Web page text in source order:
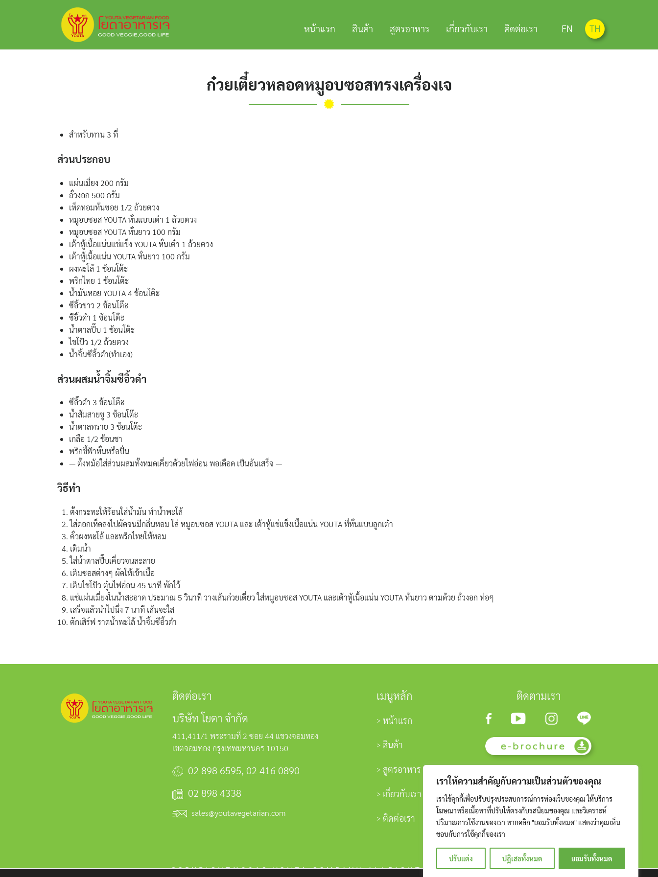
เราให้ความสำคัญกับความเป็นส่วนตัวของคุณ
เราใช้คุกกี้เพื่อปรับปรุงประสบการณ์การท่องเว็บของคุณ ให้บริการ
โฆษณาหรือเนื้อหาที่ปรับให้ตรงกับรสนิยมของคุณ และวิเคราะห์
ปริมาณการใช้งานของเรา หากคลิก "ยอมรับทั้งหมด" แสดงว่าคุณเห็น
ชอบกับการใช้คุกกี้ของเรา
ปรับแต่ง ปฏิเสธทั้งหมด ยอมรับทั้งหมด
หน้าแรก สินค้า สูตรอาหาร เกี่ยวกับเรา ติดต่อเรา EN TH
ก๋วยเตี๋ยวหลอดหมูอบซอสทรงเครื่องเจ
สำหรับทาน 3 ที่
ส่วนประกอบ
แผ่นเมี่ยง 200 กรัม
ถั่วงอก 500 กรัม
เห็ดหอมหั่นซอย 1/2 ถ้วยตวง
หมูอบซอส YOUTA หั่นแบบเต๋า 1 ถ้วยตวง
หมูอบซอส YOUTA หั่นยาว 100 กรัม
เต้าหู้เนื้อแน่นแช่แข็ง YOUTA หั่นเต๋า 1 ถ้วยตวง
เต้าหู้เนื้อแน่น YOUTA หั่นยาว 100 กรัม
ผงพะโล้ 1 ช้อนโต๊ะ
พริกไทย 1 ช้อนโต๊ะ
น้ำมันหอย YOUTA 4 ช้อนโต๊ะ
ซีอิ้วขาว 2 ช้อนโต๊ะ
ซีอิ้วดำ 1 ช้อนโต๊ะ
น้ำตาลปี๊บ 1 ช้อนโต๊ะ
ไชโป้ว 1/2 ถ้วยตวง
น้ำจิ้มซีอิ้วดำ(ทำเอง)
ส่วนผสมน้ำจิ้มซีอิ้วดำ
ซีอิ๊วดำ 3 ช้อนโต๊ะ
น้ำส้มสายชู 3 ช้อนโต๊ะ
น้ำตาลทราย 3 ช้อนโต๊ะ
เกลือ 1/2 ช้อนชา
พริกชี้ฟ้าหั่นหรือปั่น
— ตั้งหม้อใส่ส่วนผสมทั้งหมดเคี่ยวด้วยไฟอ่อน พอเดือด เป็นอันเสร็จ —
วิธีทำ
ตั้งกระทะให้ร้อนใส่น้ำมัน ทำน้ำพะโล้
ใส่ดอกเห็ดลงไปผัดจนมีกลิ่นหอม ใส่ หมูอบซอส YOUTA และ เต้าหู้แช่แข็งเนื้อแน่น YOUTA ที่หั่นแบบลูกเต๋า
คั่วผงพะโล้ และพริกไทยให้หอม
เติมน้ำ
ใส่น้ำตาลปี๊บเคี่ยวจนละลาย
เติมซอสต่างๆ ผัดให้เข้าเนื้อ
เติมไชโป้ว ตุ๋นไฟอ่อน 45 นาที พักไว้
แช่แผ่นเมี่ยงในน้ำสะอาด ประมาณ 5 วินาที วางเส้นก๋วยเตี๋ยว ใส่หมูอบซอส YOUTA และเต้าหู้เนื้อแน่น YOUTA หั่นยาว ตามด้วย ถั่วงอก ห่อๆ
เสร็จแล้วนำไปนึ่ง 7 นาที เส้นจะใส
ตักเสิร์ฟ ราดน้ำพะโล้ น้ำจิ้มซีอิ้วดำ
ติดต่อเรา
บริษัท โยตา จำกัด
411,411/1 พระรามที่ 2 ซอย 44 แขวงจอมทอง
เขตจอมทอง กรุงเทพมหานคร 10150
02 898 6595, 02 416 0890
02 898 4338
sales@youtavegetarian.com
เมนูหลัก
หน้าแรก
สินค้า
สูตรอาหาร
เกี่ยวกับเรา
ติดต่อเรา
ติดตามเรา
COPYRIGHT©2018 YOUTA COMPANY ALLRIGHTS RESERVED